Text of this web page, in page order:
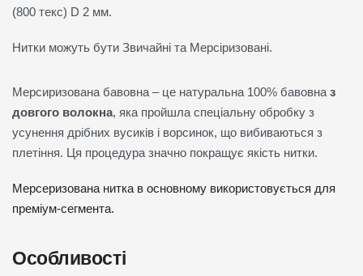
(800 текс) D 2 мм.
Нитки можуть бути Звичайні та Мерсіризовані.
Мерсиризована бавовна – це натуральна 100% бавовна з
довгого волокна, яка пройшла спеціальну обробку з
усунення дрібних вусиків і ворсинок, що вибиваються з
плетіння. Ця процедура значно покращує якість нитки.
Мерсеризована нитка в основному використовується для
преміум-сегмента.
Особливості